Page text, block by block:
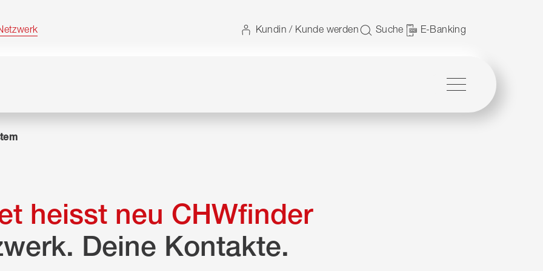
Kundin / Kunde werden Suche E-Banking
heisst neu CHWfinder
Deine Kontakte.